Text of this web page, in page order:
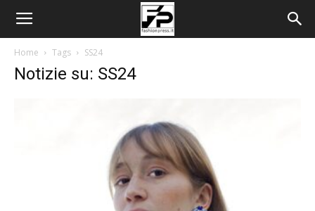
Home Tags SS24
Notizie su: SS24